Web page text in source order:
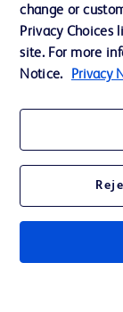
お問い合わせ
Cookie Preferences
プライバシーポ
© 2026 BD. All rights
Becton, Dickinson
change or
Privacy
site. For more
Notice.
Privacy